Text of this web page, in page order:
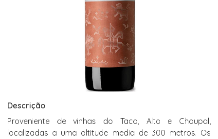
Descrição
Proveniente de vinhas do Taco, Alto e Choupal,
localizadas a uma altitude media de 300 metros. Os